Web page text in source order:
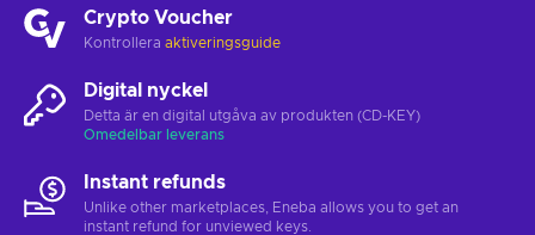
Crypto Voucher
Kontrollera aktiveringsguide
Digital nyckel
Detta är en digital utgåva av produkten (CD-KEY)
Omedelbar leverans
Instant refunds
Unlike other marketplaces, Eneba allows you to get an
instant refund for unviewed keys.